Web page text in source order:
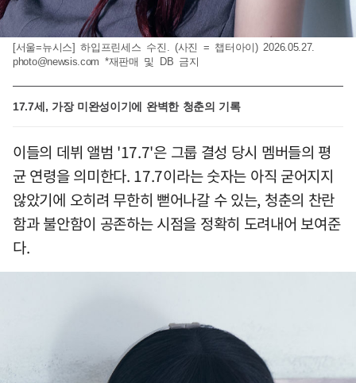
[서울=뉴시스] 하입프린세스 수진. (사진 = 챕터아이) 2026.05.27.
photo@newsis.com *재판매 및 DB 금지
17.7세, 가장 미완성이기에 완벽한 청춘의 기록
이들의 데뷔 앨범 '17.7'은 그룹 결성 당시 멤버들의 평
균 연령을 의미한다. 17.7이라는 숫자는 아직 굳어지지
않았기에 오히려 무한히 뻗어나갈 수 있는, 청춘의 찬란
함과 불안함이 공존하는 시점을 정확히 도려내어 보여준
다.